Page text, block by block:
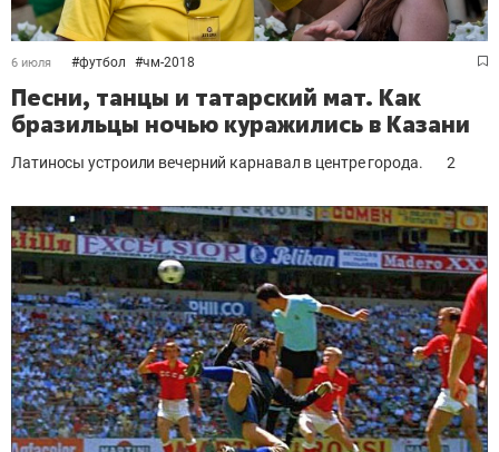
6 июля #футбол #чм-2018
Песни, танцы и татарский мат. Как
бразильцы ночью куражились в Казани
Латиносы устроили вечерний карнавал в центре города. 2